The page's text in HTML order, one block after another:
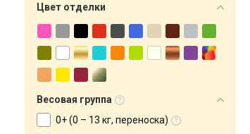
Цвет отделки
Весовая группа
0+ (0 – 13 кг, переноска)